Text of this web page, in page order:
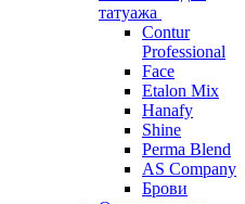
татуажа
Contur
Professional
Face
Etalon Mix
Hanafy
Shine
Perma Blend
AS Company
Брови